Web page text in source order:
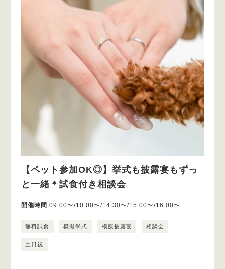
【ペット参加OK◎】挙式も披露宴もずっ
と一緒＊試食付き相談会
開催時間 09:00〜/10:00〜/14:30〜/15:00〜/16:00〜
無料試食 模擬挙式 模擬披露宴 相談会
土日祝